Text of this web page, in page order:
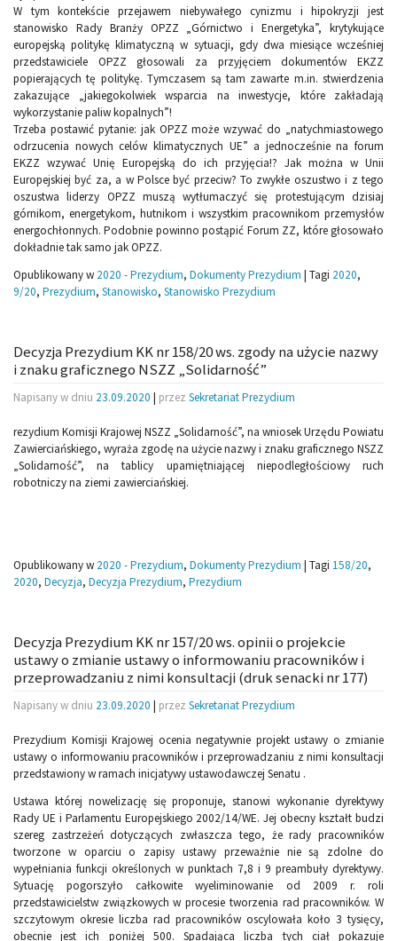
W tym kontekście przejawem niebywałego cynizmu i hipokryzji jest
stanowisko Rady Branży OPZZ „Górnictwo i Energetyka”, krytykujące
europejską politykę klimatyczną w sytuacji, gdy dwa miesiące wcześniej
przedstawiciele OPZZ głosowali za przyjęciem dokumentów EKZZ
popierających tę politykę. Tymczasem są tam zawarte m.in. stwierdzenia
zakazujące „jakiegokolwiek wsparcia na inwestycje, które zakładają
wykorzystanie paliw kopalnych”!
Trzeba postawić pytanie: jak OPZZ może wzywać do „natychmiastowego
odrzucenia nowych celów klimatycznych UE” a jednocześnie na forum
EKZZ wzywać Unię Europejską do ich przyjęcia!? Jak można w Unii
Europejskiej być za, a w Polsce być przeciw? To zwykłe oszustwo i z tego
oszustwa liderzy OPZZ muszą wytłumaczyć się protestującym dzisiaj
górnikom, energetykom, hutnikom i wszystkim pracownikom przemysłów
energochłonnych. Podobnie powinno postąpić Forum ZZ, które głosowało
dokładnie tak samo jak OPZZ.
Opublikowany w 2020 - Prezydium, Dokumenty Prezydium | Tagi 2020,
9/20, Prezydium, Stanowisko, Stanowisko Prezydium
Decyzja Prezydium KK nr 158/20 ws. zgody na użycie nazwy
i znaku graficznego NSZZ „Solidarność”
Napisany w dniu 23.09.2020 | przez Sekretariat Prezydium
rezydium Komisji Krajowej NSZZ „Solidarność”, na wniosek Urzędu Powiatu
Zawierciańskiego, wyraża zgodę na użycie nazwy i znaku graficznego NSZZ
„Solidarność”, na tablicy upamiętniającej niepodległościowy ruch
robotniczy na ziemi zawierciańskiej.
Opublikowany w 2020 - Prezydium, Dokumenty Prezydium | Tagi 158/20,
2020, Decyzja, Decyzja Prezydium, Prezydium
Decyzja Prezydium KK nr 157/20 ws. opinii o projekcie
ustawy o zmianie ustawy o informowaniu pracowników i
przeprowadzaniu z nimi konsultacji (druk senacki nr 177)
Napisany w dniu 23.09.2020 | przez Sekretariat Prezydium
Prezydium Komisji Krajowej ocenia negatywnie projekt ustawy o zmianie
ustawy o informowaniu pracowników i przeprowadzaniu z nimi konsultacji
przedstawiony w ramach inicjatywy ustawodawczej Senatu .
Ustawa której nowelizację się proponuje, stanowi wykonanie dyrektywy
Rady UE i Parlamentu Europejskiego 2002/14/WE. Jej obecny kształt budzi
szereg zastrzeżeń dotyczących zwłaszcza tego, że rady pracowników
tworzone w oparciu o zapisy ustawy przeważnie nie są zdolne do
wypełniania funkcji określonych w punktach 7,8 i 9 preambuły dyrektywy.
Sytuację pogorszyło całkowite wyeliminowanie od 2009 r. roli
przedstawicielstw związkowych w procesie tworzenia rad pracowników. W
szczytowym okresie liczba rad pracowników oscylowała koło 3 tysięcy,
obecnie jest ich poniżej 500. Spadająca liczba tych ciał pokazuje